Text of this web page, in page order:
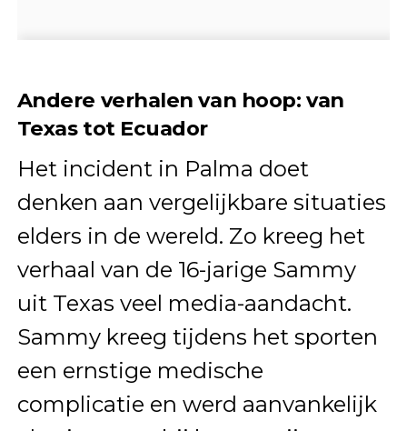
Andere verhalen van hoop: van
Texas tot Ecuador
Het incident in Palma doet
denken aan vergelijkbare situaties
elders in de wereld. Zo kreeg het
verhaal van de 16-jarige Sammy
uit Texas veel media-aandacht.
Sammy kreeg tijdens het sporten
een ernstige medische
complicatie en werd aanvankelijk